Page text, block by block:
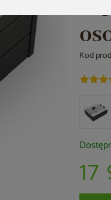
Kod
17